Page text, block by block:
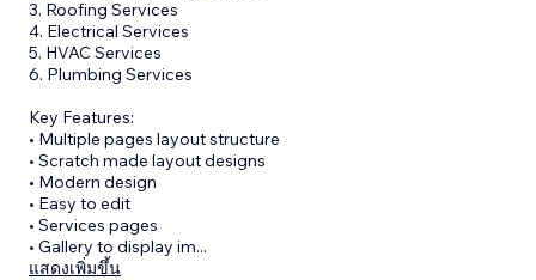
3. Roofing Services
4. Electrical Services
5. HVAC Services
6. Plumbing Services
Key Features:
• Multiple pages layout structure
• Scratch made layout designs
• Modern design
• Easy to edit
• Services pages
• Gallery to display im...
แสดงเพิ่มขึ้น